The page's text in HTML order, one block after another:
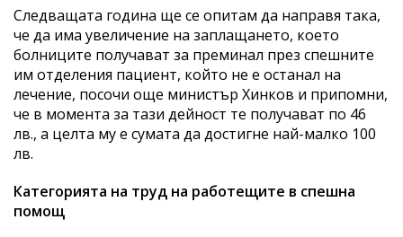
Следващата година ще се опитам да направя така,
че да има увеличение на заплащането, което
болниците получават за преминал през спешните
им отделения пациент, който не е останал на
лечение, посочи още министър Хинков и припомни,
че в момента за тази дейност те получават по 46
лв., а целта му е сумата да достигне най-малко 100
лв.
Категорията на труд на работещите в спешна
помощ